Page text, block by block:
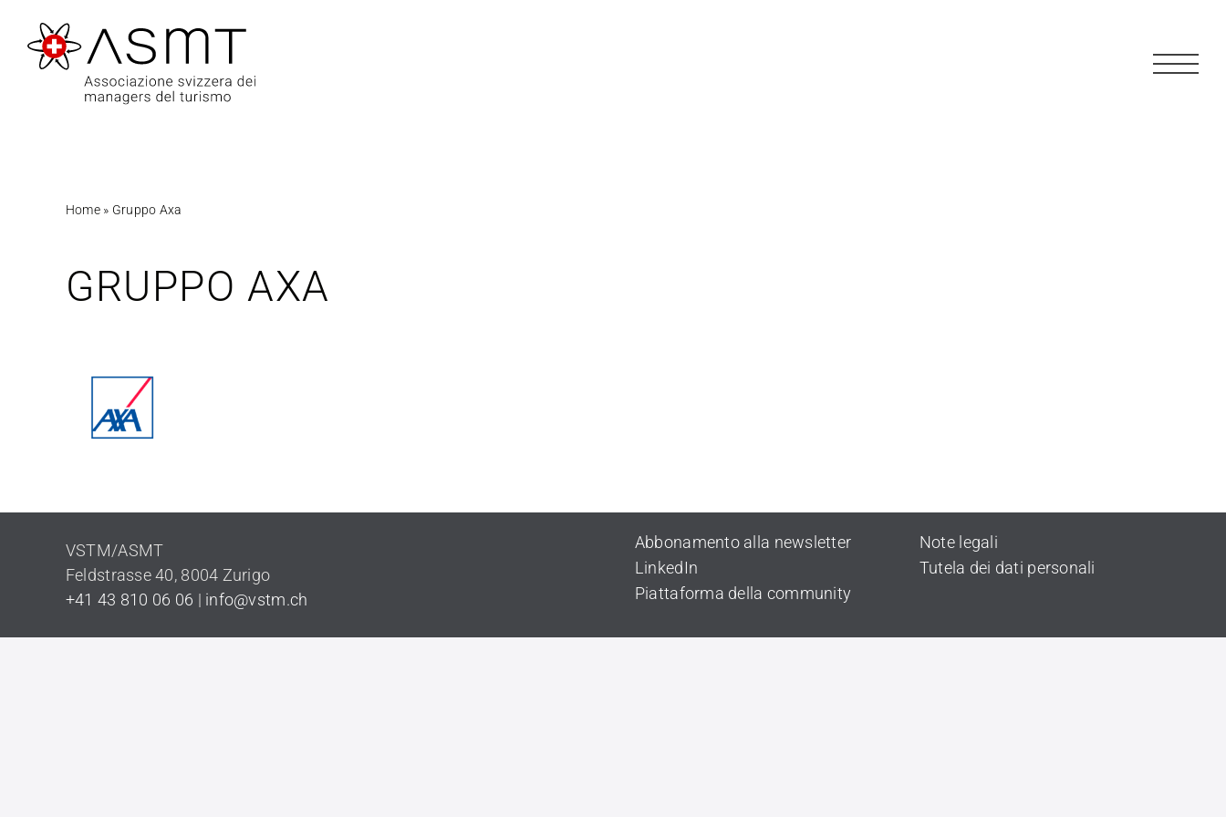
contenuto
Home » Gruppo Axa
GRUPPO AXA
VSTM/ASMT
Feldstrasse 40, 8004 Zurigo
+41 43 810 06 06 | info@vstm.ch
Abbonamento alla newsletter
LinkedIn
Piattaforma della community
Note legali
Tutela dei dati personali